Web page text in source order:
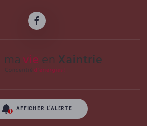
AFFICHER L’ALERTE